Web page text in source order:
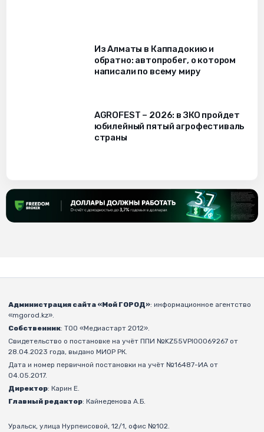
Из Алматы в Каппадокию и
обратно: автопробег, о котором
написали по всему миру
AGROFEST – 2026: в ЗКО пройдет
юбилейный пятый агрофестиваль
страны
Администрация сайта «Мой ГОРОД»: информационное агентство
«mgorod.kz».
Собственник: ТОО «Медиастарт 2012».
Свидетельство о постановке на учёт ППИ №KZ55VPI00069267 от
28.04.2023 года, выдано МИОР РК.
Дата и номер первичной постановки на учёт №16487-ИА от
04.05.2017.
Директор: Карин Е.
Главный редактор: Кайнеденова А.Б.
Уральск, улица Нурпеисовой, 12/1, офис №102.